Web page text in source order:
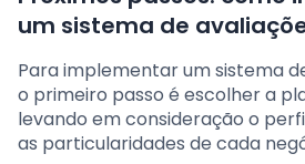
um sistema de
Para implementar um sistema
o primeiro passo é escolher a
levando em consideração o
as particularidades de cada